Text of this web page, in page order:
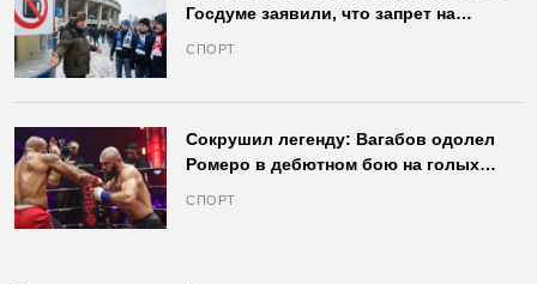
Госдуме заявили, что запрет на
СПОРТ
Сокрушил легенду: Вагабов одолел
Ромеро в дебютном бою на голых
СПОРТ